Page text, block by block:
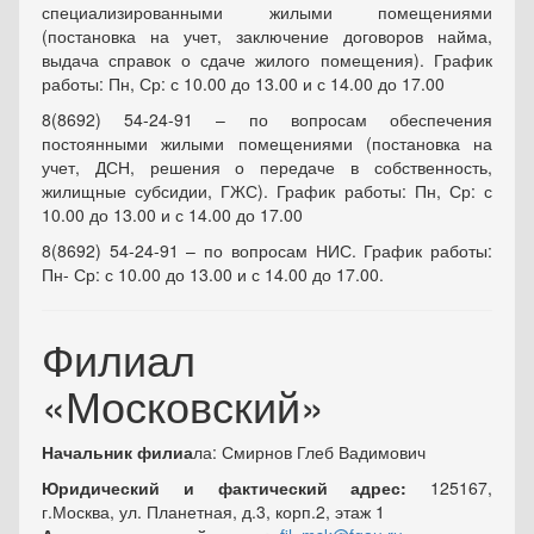
специализированными жилыми помещениями
(постановка на учет, заключение договоров найма,
выдача справок о сдаче жилого помещения). График
работы: Пн, Ср: с 10.00 до 13.00 и с 14.00 до 17.00
8(8692) 54-24-91 – по вопросам обеспечения
постоянными жилыми помещениями (постановка на
учет, ДСН, решения о передаче в собственность,
жилищные субсидии, ГЖС). График работы: Пн, Ср: с
10.00 до 13.00 и с 14.00 до 17.00
8(8692) 54-24-91 – по вопросам НИС. График работы:
Пн- Ср: с 10.00 до 13.00 и с 14.00 до 17.00.
Филиал
«Московский»
Начальник филиала: Смирнов Глеб Вадимович
Юридический и фактический адрес: 125167,
г.Москва, ул. Планетная, д.3, корп.2, этаж 1